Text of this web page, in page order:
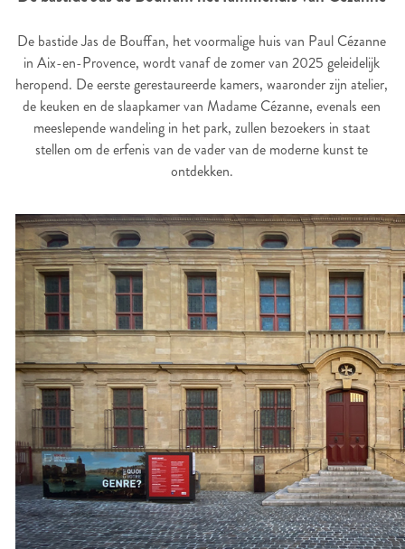
De bastide Jas de Bouffan, het voormalige huis van Paul Cézanne
in Aix-en-Provence, wordt vanaf de zomer van 2025 geleidelijk
heropend. De eerste gerestaureerde kamers, waaronder zijn atelier,
de keuken en de slaapkamer van Madame Cézanne, evenals een
meeslepende wandeling in het park, zullen bezoekers in staat
stellen om de erfenis van de vader van de moderne kunst te
ontdekken.